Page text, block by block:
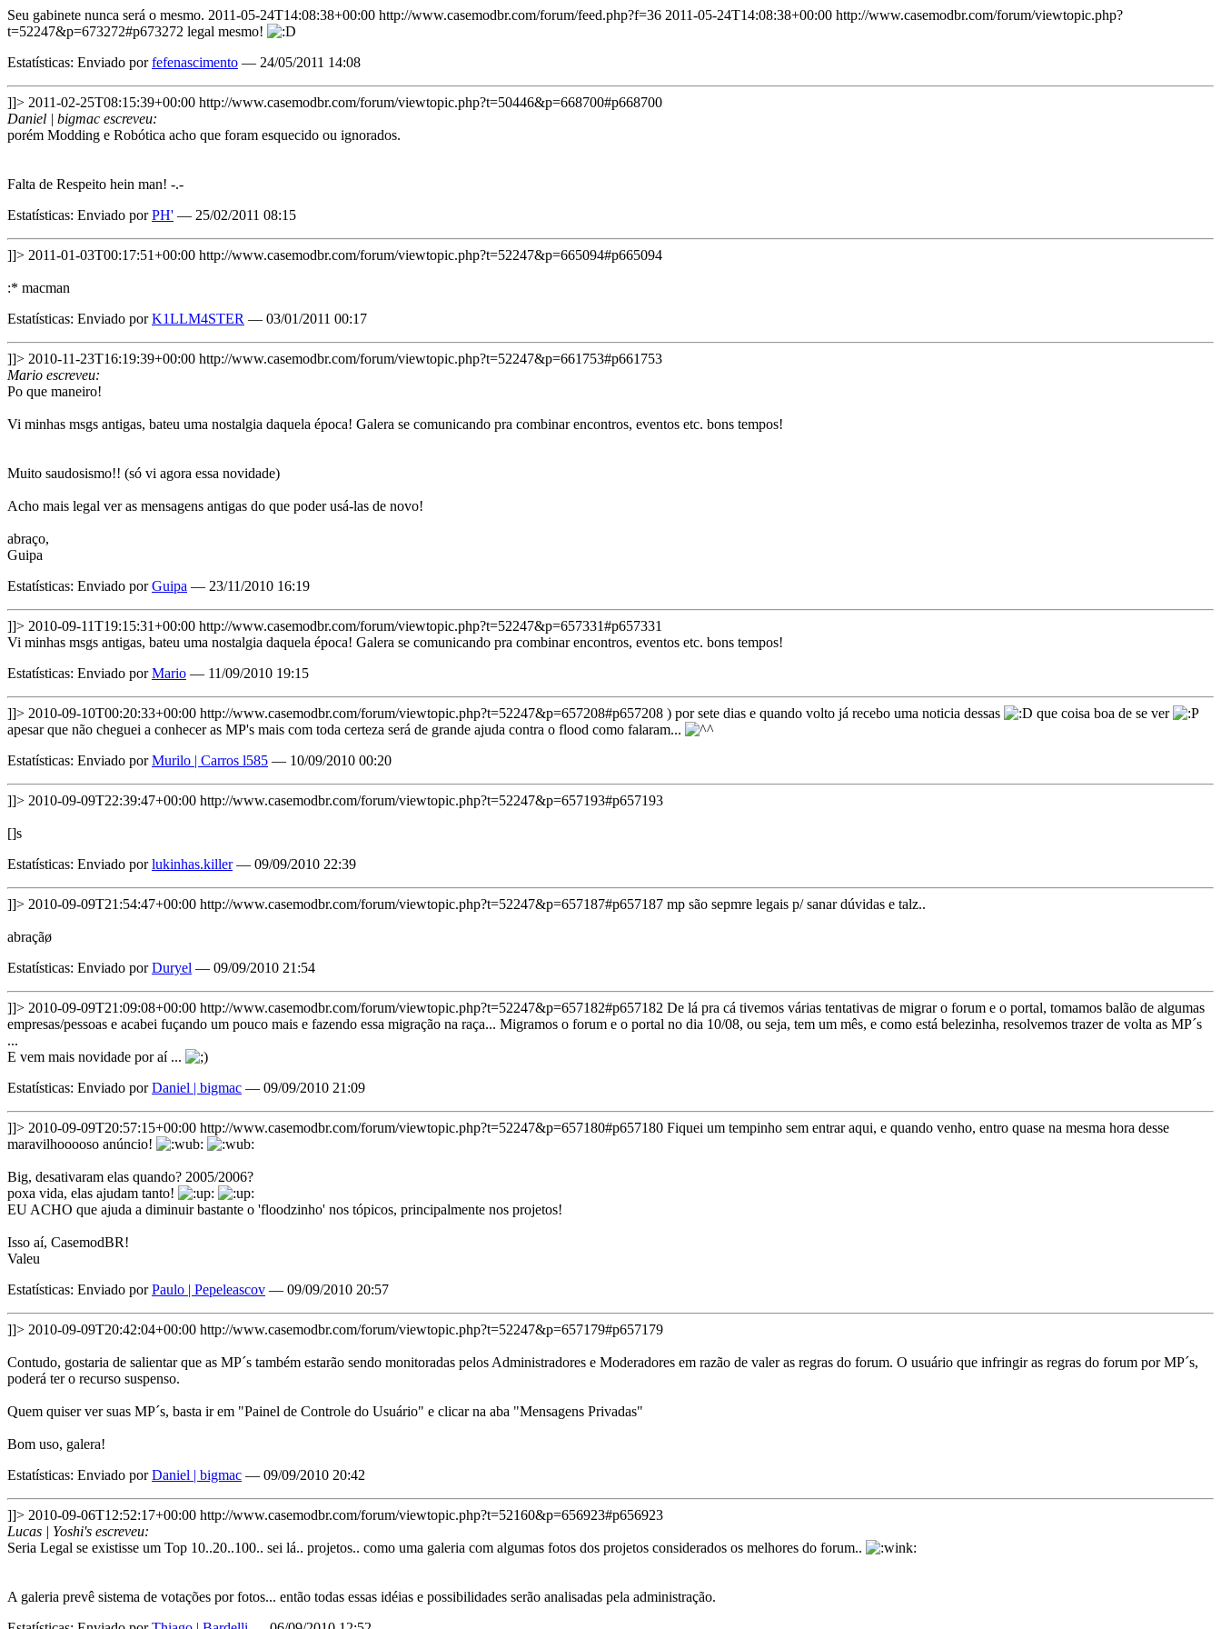
Seu gabinete nunca será o mesmo. 2011-05-24T14:08:38+00:00 http://www.casemodbr.com/forum/feed.php?f=36 2011-05-24T14:08:38+00:00 http://www.casemodbr.com/forum/viewtopic.php?
t=52247&p=673272#p673272 legal mesmo!
Estatísticas: Enviado porfefenascimento — 24/05/2011 14:08
]]> 2011-02-25T08:15:39+00:00 http://www.casemodbr.com/forum/viewtopic.php?t=50446&p=668700#p668700
Daniel | bigmac escreveu:
porém Modding e Robótica acho que foram esquecido ou ignorados.
Falta de Respeito hein man! -.-
Estatísticas: Enviado porPH' — 25/02/2011 08:15
]]> 2011-01-03T00:17:51+00:00 http://www.casemodbr.com/forum/viewtopic.php?t=52247&p=665094#p665094
:* macman
Estatísticas: Enviado porK1LLM4STER — 03/01/2011 00:17
]]> 2010-11-23T16:19:39+00:00 http://www.casemodbr.com/forum/viewtopic.php?t=52247&p=661753#p661753
Mario escreveu:
Po que maneiro!
Vi minhas msgs antigas, bateu uma nostalgia daquela época! Galera se comunicando pra combinar encontros, eventos etc. bons tempos!
Muito saudosismo!! (só vi agora essa novidade)
Acho mais legal ver as mensagens antigas do que poder usá-las de novo!
abraço,
Guipa
Estatísticas: Enviado porGuipa — 23/11/2010 16:19
]]> 2010-09-11T19:15:31+00:00 http://www.casemodbr.com/forum/viewtopic.php?t=52247&p=657331#p657331
Vi minhas msgs antigas, bateu uma nostalgia daquela época! Galera se comunicando pra combinar encontros, eventos etc. bons tempos!
Estatísticas: Enviado porMario — 11/09/2010 19:15
]]> 2010-09-10T00:20:33+00:00 http://www.casemodbr.com/forum/viewtopic.php?t=52247&p=657208#p657208 ) por sete dias e quando volto já recebo uma noticia dessas
que coisa boa de se ver
apesar que não cheguei a conhecer as MP's mais com toda certeza será de grande ajuda contra o flood como falaram...
Estatísticas: Enviado porMurilo | Carros l585 — 10/09/2010 00:20
]]> 2010-09-09T22:39:47+00:00 http://www.casemodbr.com/forum/viewtopic.php?t=52247&p=657193#p657193
[]s
Estatísticas: Enviado porlukinhas.killer— 09/09/2010 22:39
]]> 2010-09-09T21:54:47+00:00 http://www.casemodbr.com/forum/viewtopic.php?t=52247&p=657187#p657187 mp são sepmre legais p/ sanar dúvidas e talz..
abraçãø
Estatísticas: Enviado porDuryel — 09/09/2010 21:54
]]> 2010-09-09T21:09:08+00:00 http://www.casemodbr.com/forum/viewtopic.php?t=52247&p=657182#p657182 De lá pra cá tivemos várias tentativas de migrar o forum e o portal, tomamos balão de algumas
empresas/pessoas e acabei fuçando um pouco mais e fazendo essa migração na raça... Migramos o forum e o portal no dia 10/08, ou seja, tem um mês, e como está belezinha, resolvemos trazer de volta as MP´s
...
E vem mais novidade por aí ...
Estatísticas: Enviado porDaniel | bigmac — 09/09/2010 21:09
]]> 2010-09-09T20:57:15+00:00 http://www.casemodbr.com/forum/viewtopic.php?t=52247&p=657180#p657180 Fiquei um tempinho sem entrar aqui, e quando venho, entro quase na mesma hora desse
maravilhooooso anúncio!
Big, desativaram elas quando? 2005/2006?
poxa vida, elas ajudam tanto!
EU ACHO que ajuda a diminuir bastante o 'floodzinho' nos tópicos, principalmente nos projetos!
Isso aí, CasemodBR!
Valeu
Estatísticas: Enviado porPaulo | Pepeleascov — 09/09/2010 20:57
]]> 2010-09-09T20:42:04+00:00 http://www.casemodbr.com/forum/viewtopic.php?t=52247&p=657179#p657179
Contudo, gostaria de salientar que as MP´s também estarão sendo monitoradas pelos Administradores e Moderadores em razão de valer as regras do forum. O usuário que infringir as regras do forum por MP´s,
poderá ter o recurso suspenso.
Quem quiser ver suas MP´s, basta ir em "Painel de Controle do Usuário" e clicar na aba "Mensagens Privadas"
Bom uso, galera!
Estatísticas: Enviado porDaniel | bigmac — 09/09/2010 20:42
]]> 2010-09-06T12:52:17+00:00 http://www.casemodbr.com/forum/viewtopic.php?t=52160&p=656923#p656923
Lucas | Yoshi's escreveu:
Seria Legal se existisse um Top 10..20..100.. sei lá.. projetos.. como uma galeria com algumas fotos dos projetos considerados os melhores do forum..
A galeria prevê sistema de votações por fotos... então todas essas idéias e possibilidades serão analisadas pela administração.